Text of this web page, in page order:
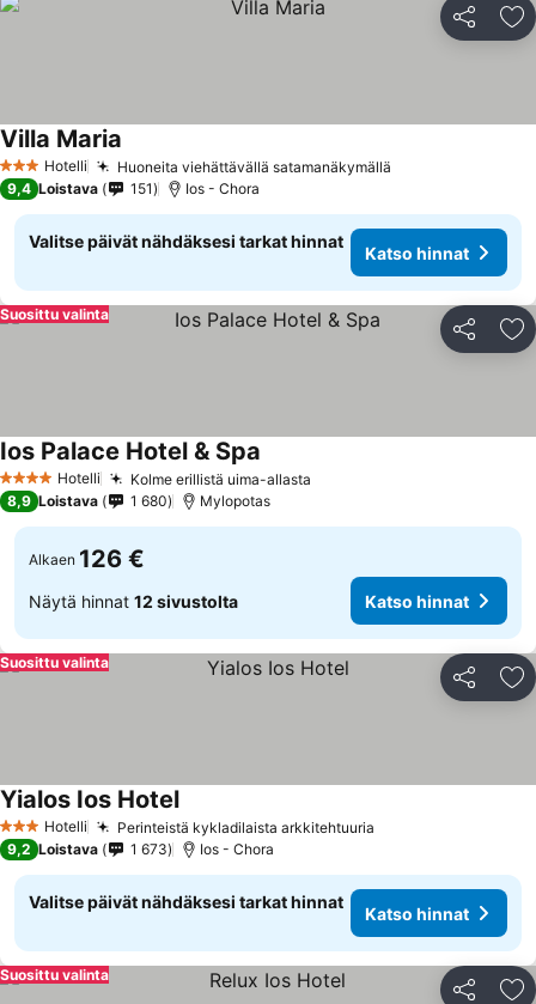
Jaa
3 Tähtiluokitus
Hotelli Huoneita viehättävällä satamanäkymällä
Villa Maria
9,4 Loistava 151 Ios - Chora
Valitse päivät nähdäksesi tarkat hinnat
Katso hinnat
Jaa
Suosittu valinta
4 Tähtiluokitus
Hotelli Kolme erillistä uima-allasta
Ios Palace Hotel & Spa
8,9 Loistava 1 680 Mylopotas
Alkaen 126 €
Näytä hinnat 12 sivustolta Katso hinnat
Jaa
Suosittu valinta
3 Tähtiluokitus
Hotelli Perinteistä kykladilaista arkkitehtuuria
Yialos Ios Hotel
9,2 Loistava 1 673 Ios - Chora
Valitse päivät nähdäksesi tarkat hinnat
Katso hinnat
Suosittu valinta